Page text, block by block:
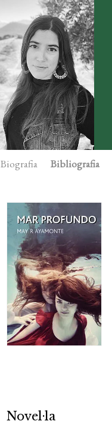
Biografia Bibliografia
Novel·la